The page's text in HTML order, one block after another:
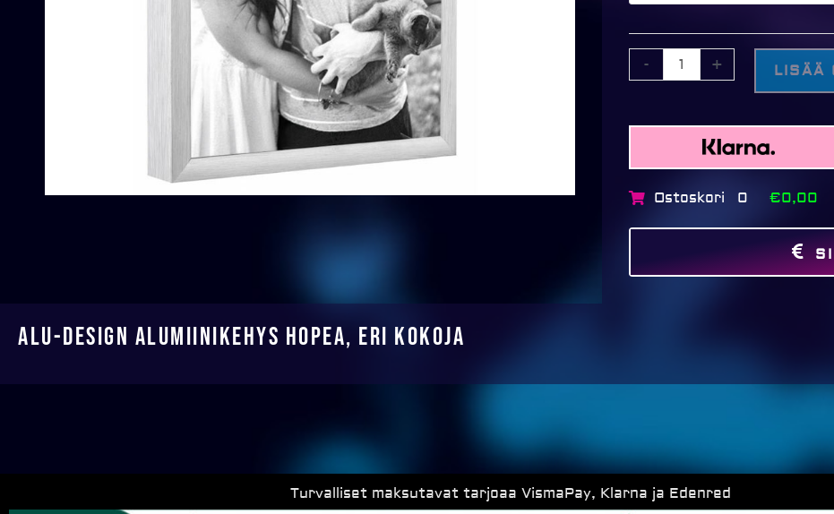
-
Hopea,
eri
kokoja
määrä
+ LISÄÄ
Ostoskori 0 €0,00
Alu-Design Alumiinikehys Hopea, eri kokoja
Turvalliset maksutavat tarjoaa VismaPay, Klarna ja Edenred